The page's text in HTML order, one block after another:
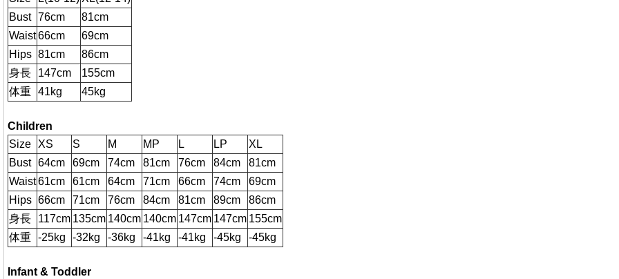
Bust 76cm
81cm
Waist66cm
69cm
Hips 81cm
86cm
身長
147cm
155cm
体重 41kg 45kg
Children
Size
XS S M MP L LP
XL
Bust 64cm 69cm 74cm 81cm 76cm 84cm
81cm
Waist61cm 61cm 64cm 71cm 66cm 74cm
69cm
Hips 66cm 71cm 76cm 84cm 81cm 89cm
86cm
身長
117cm 135cm 140cm 140cm 147cm 147cm 155cm
体重 -25kg -32kg -36kg -41kg -41kg -45kg -45kg
Infant & Toddler